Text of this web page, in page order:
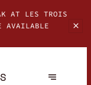
AT LES TROIS
AVAILABLE